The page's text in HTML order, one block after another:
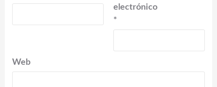
electrónico
*
Web